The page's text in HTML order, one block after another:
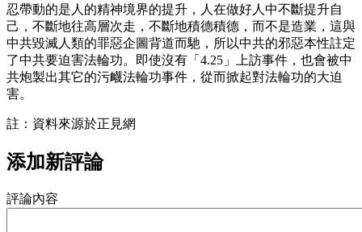
忍帶動的是人的精神境界的提升，人在做好人中不斷提升自
己，不斷地往高層次走，不斷地積德積德，而不是造業，這與
中共毀滅人類的罪惡企圖背道而馳，所以中共的邪惡本性註定
了中共要迫害法輪功。即使沒有「4.25」上訪事件，也會被中
共炮製出其它的污衊法輪功事件，從而掀起對法輪功的大迫
害。
註：資料來源於正見網
添加新評論
評論內容